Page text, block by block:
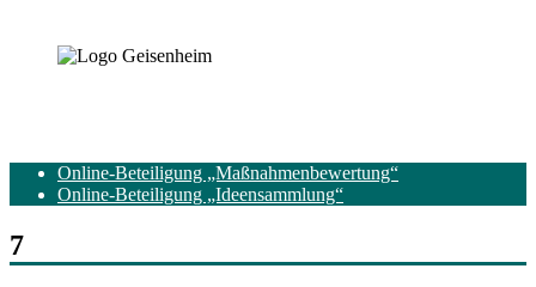
Online-Beteiligung „Maßnahmenbewertung“
Online-Beteiligung „Ideensammlung“
7